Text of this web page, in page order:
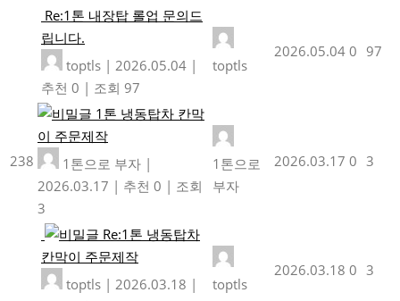
Re:1톤 내장탑 롤업 문의드
립니다.
toptls | 2026.05.04 |
추천 0 | 조회 97
toptls
2026.05.04 0 97
238
1톤 냉동탑차 칸막
이 주문제작
1톤으로 부자 |
2026.03.17 | 추천 0 | 조회
3
1톤으로
부자
2026.03.17 0 3
Re:1톤 냉동탑차
칸막이 주문제작
toptls | 2026.03.18 |
toptls
2026.03.18 0 3